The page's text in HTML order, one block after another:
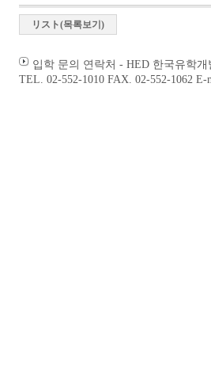
リスト(목록보기)
입학 문의 연락처 - HED 한국유학
TEL. 02-552-1010 FAX. 02-552-1062 E-